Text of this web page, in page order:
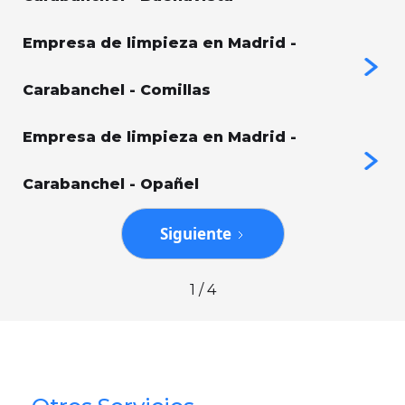
Empresa de limpieza en Madrid -
Carabanchel - Comillas
Empresa de limpieza en Madrid -
Carabanchel - Opañel
Siguiente
1 / 4